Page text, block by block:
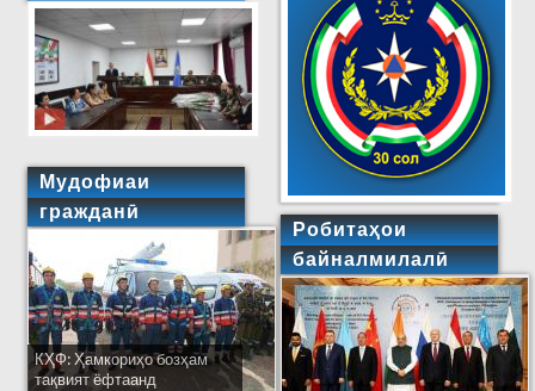
Мудофиаи
гражданӣ
КҲФ: Ҳамкориҳо бозҳам
тақвият ёфтаанд
Робитаҳои
байналмилалӣ